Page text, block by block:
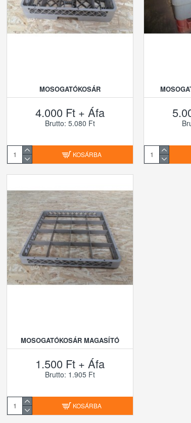
MOSOGATÓKOSÁR
4.000 Ft + Áfa
Brutto: 5.080 Ft
KOSÁRBA
MOSOGATÓKOSÁR MAGASÍTÓ
1.500 Ft + Áfa
Brutto: 1.905 Ft
KOSÁRBA